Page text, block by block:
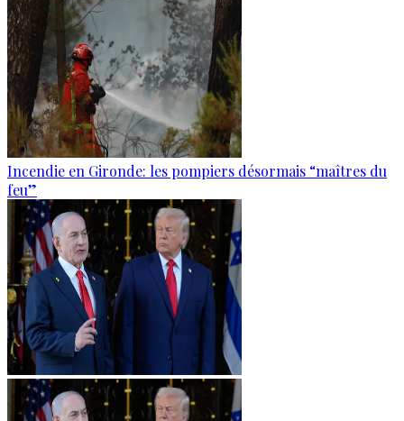
Incendie en Gironde: les pompiers désormais “maîtres du
feu”